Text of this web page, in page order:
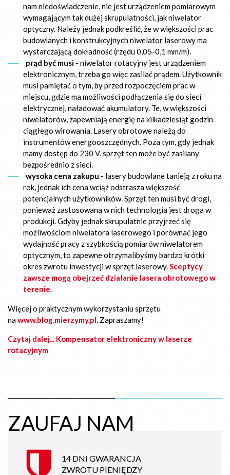
nam niedoświadczenie, nie jest urządzeniem pomiarowym
wymagającym tak dużej skrupulatności, jak niwelator
optyczny. Należy jednak podkreślić, że w większości prac
budowlanych i konstrukcyjnych niwelator laserowy ma
wystarczającą dokładność (rzędu 0,05-0,1 mm/m).
prąd być musi - niwelator rotacyjny jest urządzeniem
elektronicznym, trzeba go więc zasilać prądem. Użytkownik
musi pamiętać o tym, by przed rozpoczęciem prac w
miejscu, gdzie ma możliwości podłączenia się do sieci
elektrycznej, naładować akumulatory. Te, w większości
niwelatorów, zapewniają energię na kilkadziesiąt godzin
ciągłego wirowania. Lasery obrotowe należą do
instrumentów energooszczędnych. Poza tym, gdy jednak
mamy dostęp do 230 V, sprzęt ten może być zasilany
bezpośrednio z sieci.
wysoka cena zakupu - lasery budowlane tanieją z roku na
rok, jednak ich cena wciąż odstrasza większość
potencjalnych użytkowników. Sprzęt ten musi być drogi,
ponieważ zastosowana w nich technologia jest droga w
produkcji. Gdyby jednak skrupulatnie przyjrzeć się
możliwościom niwelatora laserowego i porównać jego
wydajność pracy z szybkością pomiarów niwelatorem
optycznym, to zapewne otrzymalibyśmy bardzo krótki
okres zwrotu inwestycji w sprzęt laserowy. Sceptycy
zawsze mogą obejrzeć działanie lasera obrotowego w
terenie.
Więcej o praktycznym wykorzystaniu sprzętu
nawww.blog.mierzymy.pl . Zapraszamy!
Czytaj dalej... Kompensator elektroniczny w laserze
rotacyjnym
ZAUFAJ NAM
14 DNI GWARANCJA
ZWROTU PIENIĘDZY